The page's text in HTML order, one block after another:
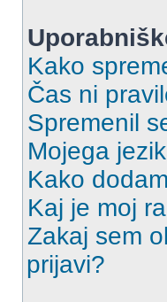
Kako
Čas ni
Spremenil
Mojega
Kako
Kaj je moj
Zakaj sem
prijavi?